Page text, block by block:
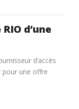
d’une
d’accès
pour une offre